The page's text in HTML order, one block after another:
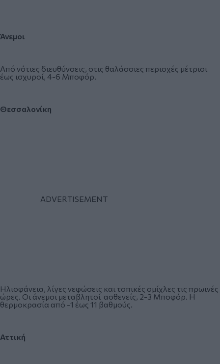
Άνεμοι
Από νότιες διευθύνσεις, στις θαλάσσιες περιοχές μέτριοι
έως ισχυροί, 4-6 Μποφόρ.
Θεσσαλονίκη
Ηλιοφάνεια, λίγες νεφώσεις και τοπικές ομίχλες τις πρωινές
ώρες. Οι άνεμοι μεταβλητοί ασθενείς, 2-3 Μποφόρ. Η
θερμοκρασία από -1 έως 11 βαθμούς.
Αττική